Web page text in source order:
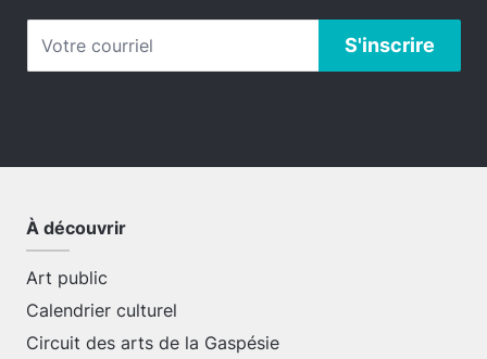
À découvrir
Art public
Calendrier culturel
Circuit des arts de la Gaspésie